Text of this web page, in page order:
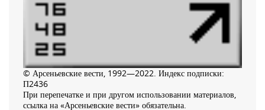
© Арсеньевские вести, 1992—2022. Индекс подписки:
П2436
При перепечатке и при другом использовании материалов,
ссылка на «Арсеньевские вести» обязательна.